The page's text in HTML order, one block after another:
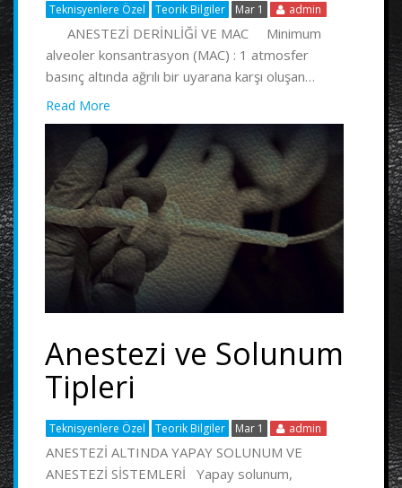
Teknisyenlere Özel Teorik Bilgiler Mar 1 admin
ANESTEZİ DERİNLİĞİ VE MAC Minimum
alveoler konsantrasyon (MAC) : 1 atmosfer
basınç altında ağrılı bir uyarana karşı oluşan…
Read More
Anestezi ve Solunum
Tipleri
Teknisyenlere Özel Teorik Bilgiler Mar 1 admin
ANESTEZİ ALTINDA YAPAY SOLUNUM VE
ANESTEZİ SİSTEMLERİ Yapay solunum,